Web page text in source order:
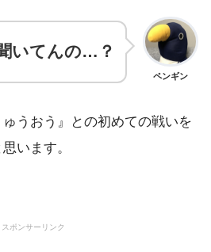
ペンギン
いてんの…？
うおう』との初めての戦いを
います。
スポンサーリンク